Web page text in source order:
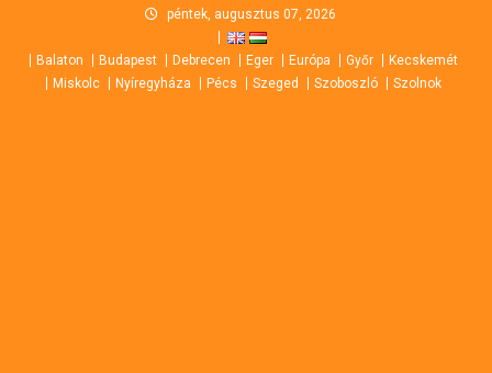
content
péntek, augusztus 07, 2026
Balaton Budapest Debrecen Eger Európa Győr
Kecskemét
Miskolc
Nyíregyháza Pécs Szeged Szoboszló Szolnok